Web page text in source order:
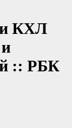
КХЛ
:: РБК